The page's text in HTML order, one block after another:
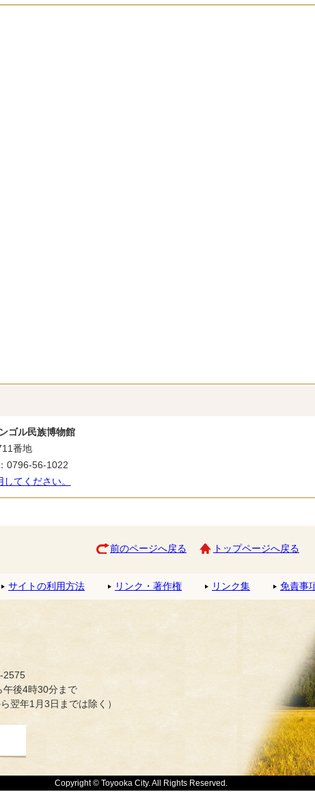
ゴル民族博物館
番地
0796-56-1022
てください。
前のページへ戻る トップページへ戻る
サイトの利用方法 リンク・著作権 リンク集 免責事
2575
午後4時30分まで
翌年1月3日までは除く）
Copyright © Toyooka City. All Rights Reserved.